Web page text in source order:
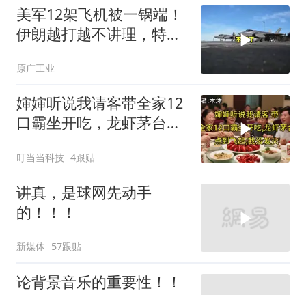
美军12架飞机被一锅端！
伊朗越打越不讲理，特朗
原广工业
婶婶听说我请客带全家12
口霸坐开吃，龙虾茅台点
叮当当科技 4跟贴
讲真，是球网先动手
的！！！
新媒体 57跟贴
论背景音乐的重要性！！